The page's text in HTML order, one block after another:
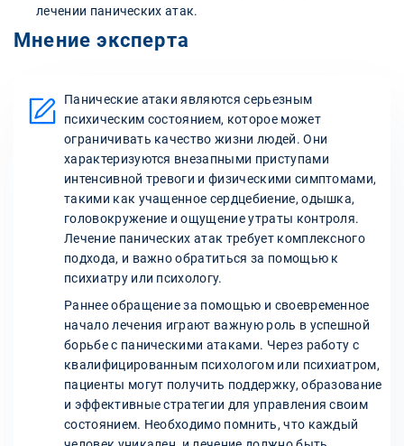
лечении панических атак.
Мнение эксперта
Панические атаки являются серьезным
психическим состоянием, которое может
ограничивать качество жизни людей. Они
характеризуются внезапными приступами
интенсивной тревоги и физическими симптомами,
такими как учащенное сердцебиение, одышка,
головокружение и ощущение утраты контроля.
Лечение панических атак требует комплексного
подхода, и важно обратиться за помощью к
психиатру или психологу.
Раннее обращение за помощью и своевременное
начало лечения играют важную роль в успешной
борьбе с паническими атаками. Через работу с
квалифицированным психологом или психиатром,
пациенты могут получить поддержку, образование
и эффективные стратегии для управления своим
состоянием. Необходимо помнить, что каждый